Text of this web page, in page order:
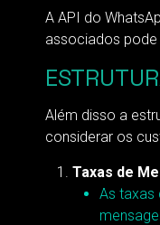
A API do
associados
Além disso a
considerar os
Taxas de
As taxas